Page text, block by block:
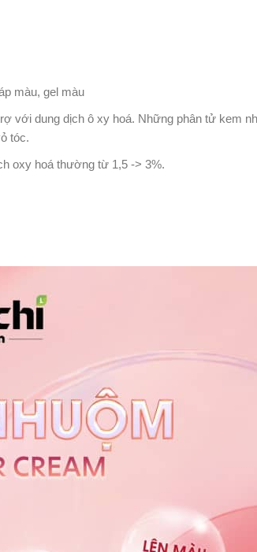
màu, gel màu
với dung dịch ô xy hoá. Những phân tử kem
tóc.
oxy hoá thường từ 1,5 -> 3%.